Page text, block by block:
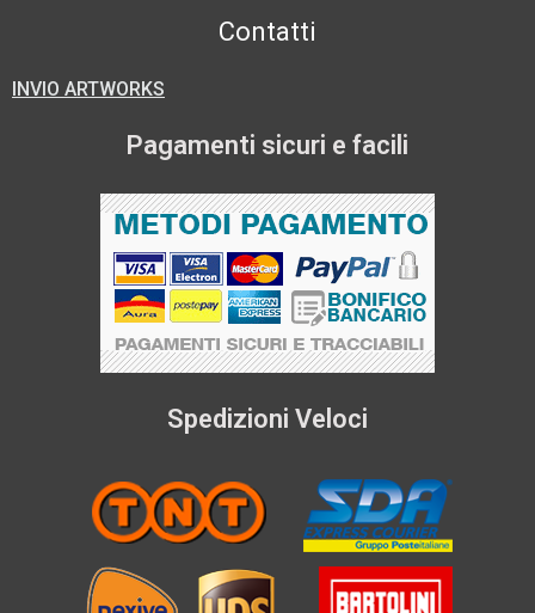
Contatti
INVIO ARTWORKS
Pagamenti sicuri e facili
Spedizioni Veloci